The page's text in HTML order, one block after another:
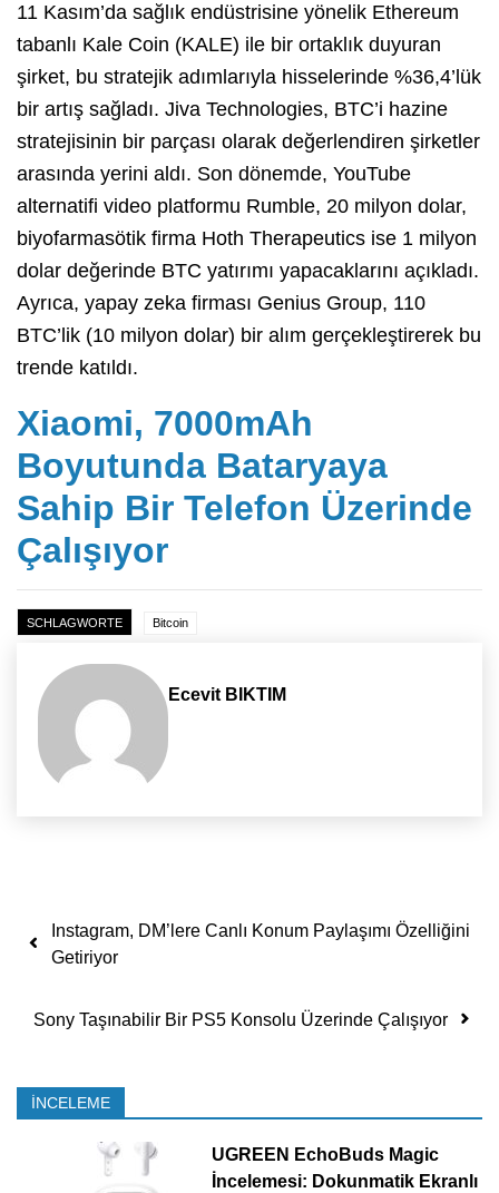
11 Kasım’da sağlık endüstrisine yönelik Ethereum
tabanlı Kale Coin (KALE) ile bir ortaklık duyuran
şirket, bu stratejik adımlarıyla hisselerinde %36,4’lük
bir artış sağladı. Jiva Technologies, BTC’i hazine
stratejisinin bir parçası olarak değerlendiren şirketler
arasında yerini aldı. Son dönemde, YouTube
alternatifi video platformu Rumble, 20 milyon dolar,
biyofarmasötik firma Hoth Therapeutics ise 1 milyon
dolar değerinde BTC yatırımı yapacaklarını açıkladı.
Ayrıca, yapay zeka firması Genius Group, 110
BTC’lik (10 milyon dolar) bir alım gerçekleştirerek bu
trende katıldı.
Xiaomi, 7000mAh
Boyutunda Bataryaya
Sahip Bir Telefon Üzerinde
Çalışıyor
SCHLAGWORTE Bitcoin
Ecevit BIKTIM
Yazı dolaşımı
Instagram, DM’lere Canlı Konum Paylaşımı Özelliğini
Getiriyor
Sony Taşınabilir Bir PS5 Konsolu Üzerinde Çalışıyor
İNCELEME
UGREEN EchoBuds Magic
İncelemesi: Dokunmatik Ekranlı